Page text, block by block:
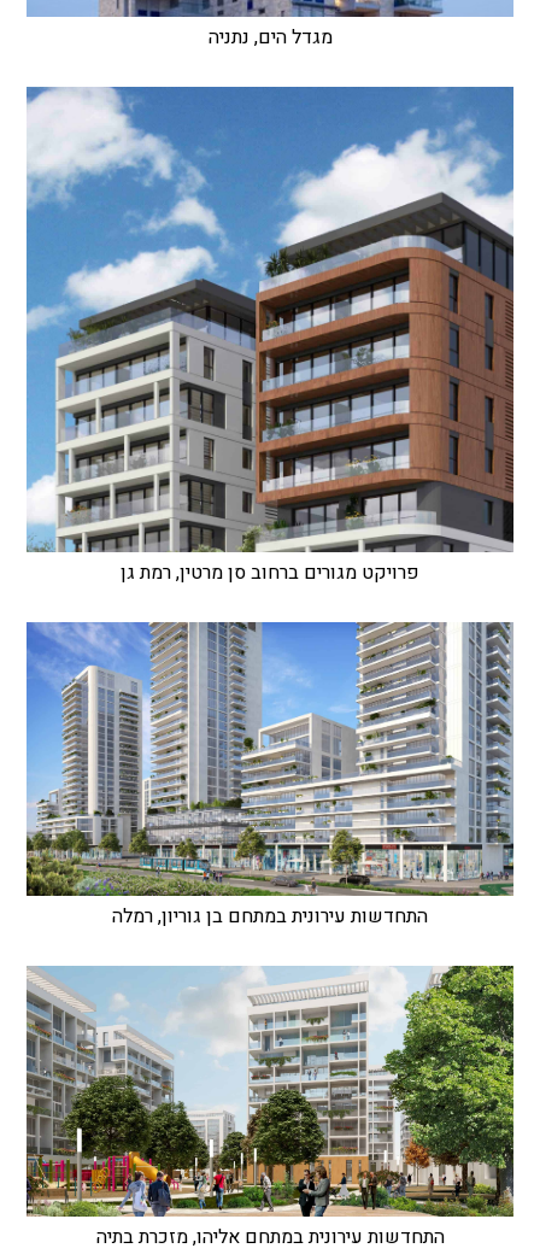
מגדל הים, נתניה
פרויקט מגורים ברחוב סן מרטין, רמת גן
התחדשות עירונית במתחם בן גוריון, רמלה
התחדשות עירונית במתחם אליהו, מזכרת בתיה